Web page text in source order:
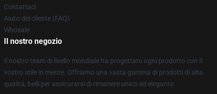
Contattaci
Aiuto del cliente (FAQ)
Whosale
Il nostro negozio
Il nostro team di livello mondiale ha progettato ogni prodotto con il
vostro stile in mente. Offriamo una vasta gamma di prodotti di alta
qualità, belli per assicurarsi di rimanere unico ed elegante.